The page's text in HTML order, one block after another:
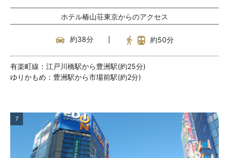
ホテル椿山荘東京からのアクセス
約38分 約50分
有楽町線：江戸川橋駅から豊洲駅(約25分)
ゆりかもめ：豊洲駅から市場前駅(約2分)
7